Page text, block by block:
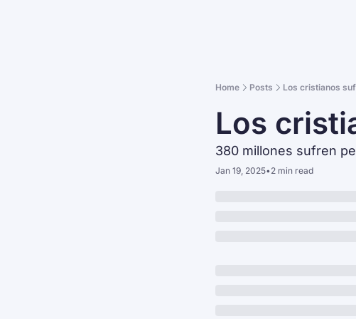
Home Posts Los cristianos
Los
380 millones sufren
Jan 19, 2025•2 min read